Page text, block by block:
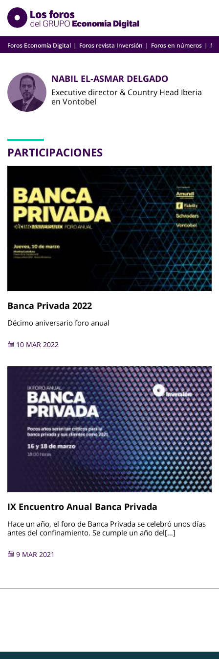
Skip
content
Foros Economía Digital Foros revista Inversión Foros en números
NABIL EL-ASMAR DELGADO
Executive director & Country Head Iberia
en Vontobel
PARTICIPACIONES
Banca Privada 2022
Décimo aniversario foro anual
10 MAR 2022
IX Encuentro Anual Banca Privada
Hace un año, el foro de Banca Privada se celebró unos días
antes del confinamiento. Se cumple un año del[…]
9 MAR 2021